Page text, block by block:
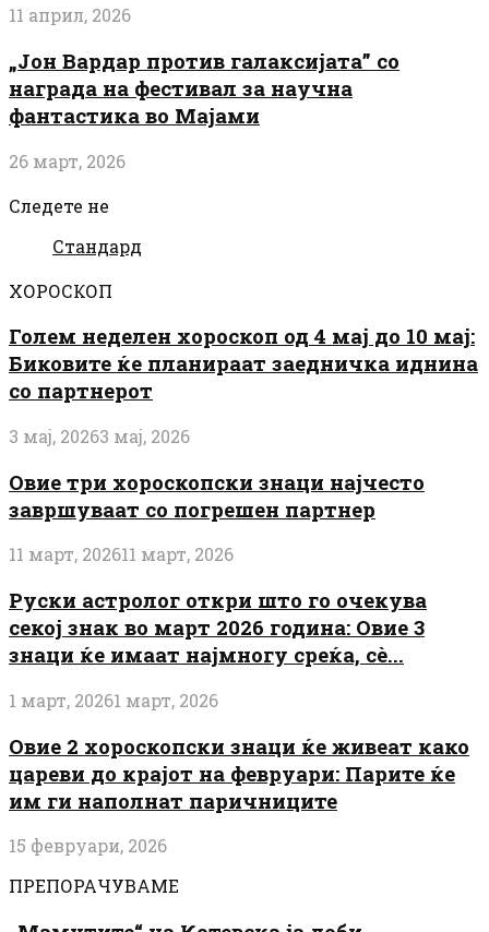
11 април, 2026
„Јон Вардар против галаксијата” со
награда на фестивал за научна
фантастика во Мајами
26 март, 2026
Следете не
Стандард
ХОРОСКОП
Голем неделен хороскоп од 4 мај до 10 мај:
Биковите ќе планираат заедничка иднина
со партнерот
3 мај, 20263 мај, 2026
Овие три хороскопски знаци најчесто
завршуваат со погрешен партнер
11 март, 202611 март, 2026
Руски астролог откри што го очекува
секој знак во март 2026 година: Овие 3
знаци ќе имаат најмногу среќа, сè...
1 март, 20261 март, 2026
Овие 2 хороскопски знаци ќе живеат како
цареви до крајот на февруари: Парите ќе
им ги наполнат паричниците
15 февруари, 2026
ПРЕПОРАЧУВАМЕ